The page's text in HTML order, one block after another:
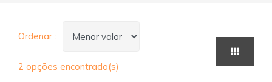
Ordenar :
2 opções encontrado(s)